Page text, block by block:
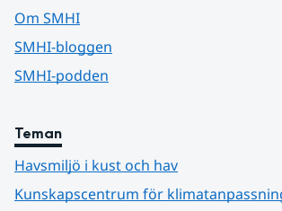
Om SMHI
SMHI-bloggen
SMHI-podden
Teman
Havsmiljö i kust och hav
Kunskapscentrum för